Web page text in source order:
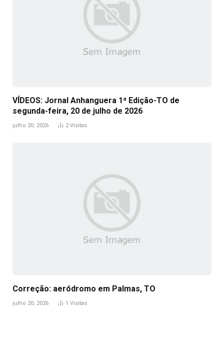
VÍDEOS: Jornal Anhanguera 1ª Edição-TO de
segunda-feira, 20 de julho de 2026
julho 20, 2026 2Visitas
Correção: aeródromo em Palmas, TO
julho 20, 2026 1 Visitas